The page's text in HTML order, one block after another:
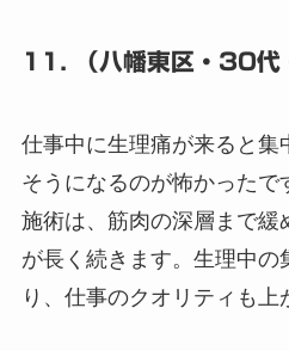
11. （八幡東区・30代
仕事中に生理痛が来ると集
そうになるのが怖かったで
施術は、筋肉の深層まで緩
が長く続きます。生理中の
り、仕事のクオリティも上